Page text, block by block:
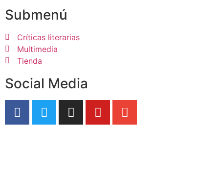
Submenú
Críticas literarias
Multimedia
Tienda
Social Media